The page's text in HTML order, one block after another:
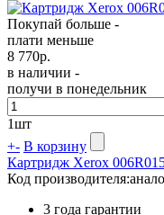
Покупай больше -
плати меньше
8 770р.
в наличии -
получи в понедельник
1шт
+- В корзину
Картридж Xerox
Код производителя:
3 года гарантии